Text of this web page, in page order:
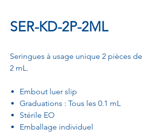
SER-KD-2P-2ML
Seringues à usage unique 2 pièces de
2 mL.
Embout luer slip
Graduations : Tous les 0.1 mL
Stérile EO
Emballage individuel